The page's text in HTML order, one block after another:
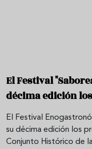
El Festival
décima edición
El Festival
su décima edición los
Conjunto Histórico de